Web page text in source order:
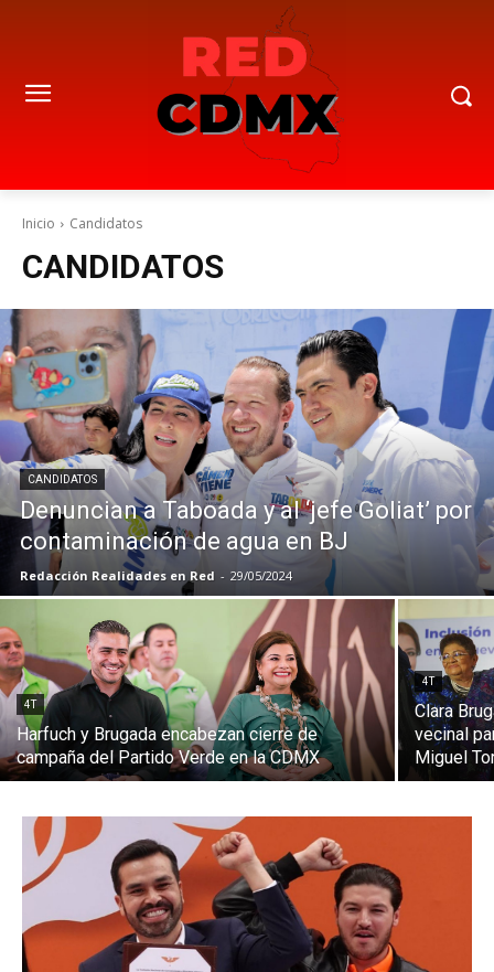
Inicio Candidatos
CANDIDATOS
CANDIDATOS
Denuncian a Taboada y al ‘jefe Goliat’ por
contaminación de agua en BJ
Redacción Realidades en Red - 29/05/2024
4T
Harfuch y Brugada encabezan cierre de
campaña del Partido Verde en la CDMX
4T
Clara
vecinal
Miguel